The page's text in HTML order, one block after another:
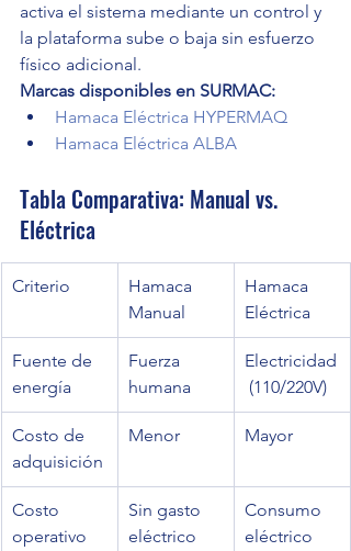
activa el sistema mediante un control y
la plataforma sube o baja sin esfuerzo
físico adicional.
Marcas disponibles en SURMAC:
Hamaca Eléctrica HYPERMAQ
Hamaca Eléctrica ALBA
Tabla Comparativa: Manual vs.
Eléctrica
Criterio
Hamaca
Manual
Hamaca
Eléctrica
Fuente de
energía
Fuerza
humana
Electricidad
(110/220V)
Costo de
adquisición
Menor Mayor
Costo
operativo
Sin gasto
eléctrico
Consumo
eléctrico